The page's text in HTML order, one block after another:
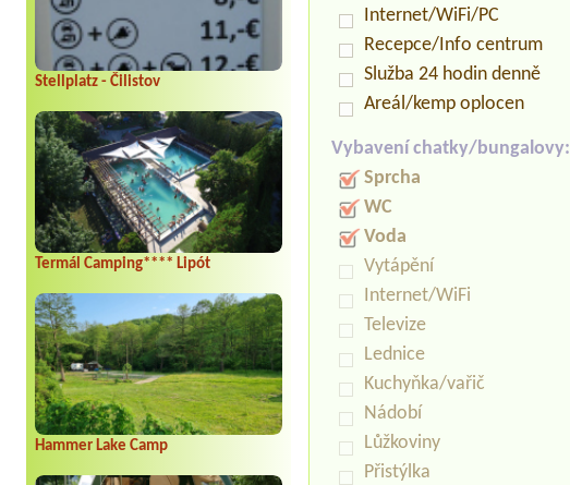
Stellplatz - Čilistov
Termál Camping**** Lipót
Hammer Lake Camp
Internet/WiFi/PC
Recepce/Info centrum
Služba 24 hodin denně
Areál/kemp oplocen
Vybavení chatky/bungalovy:
Sprcha
WC
Voda
Vytápění
Internet/WiFi
Televize
Lednice
Kuchyňka/vařič
Nádobí
Lůžkoviny
Přistýlka